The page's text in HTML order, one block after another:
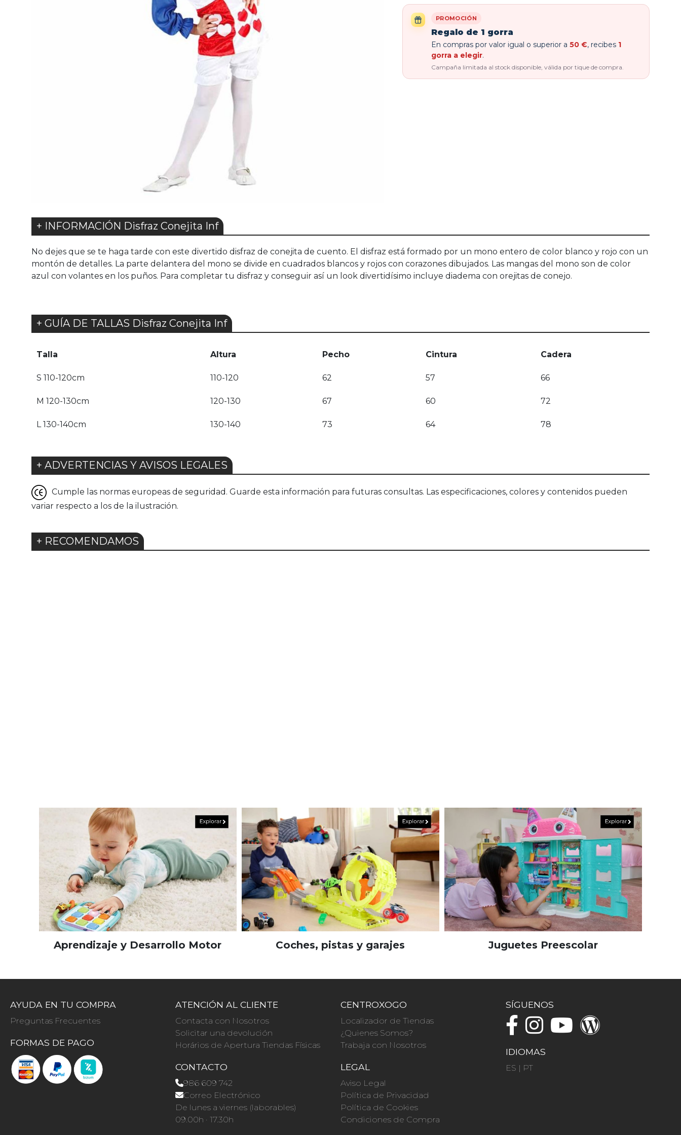
PROMOCIÓN
Regalo de 1 gorra
En compras por valor igual o superior a 50 €, recibes 1
gorra a elegir.
Campaña limitada al stock disponible, válida por tique de compra.
+ INFORMACIÓN Disfraz Conejita Inf
No dejes que se te haga tarde con este divertido disfraz de conejita de cuento. El disfraz está formado por un mono entero de color blanco y rojo con un
montón de detalles. La parte delantera del mono se divide en cuadrados blancos y rojos con corazones dibujados. Las mangas del mono son de color
azul con volantes en los puños. Para completar tu disfraz y conseguir así un look divertidísimo incluye diadema con orejitas de conejo.
+ GUÍA DE TALLAS Disfraz Conejita Inf
Talla Altura Pecho Cintura Cadera
S 110-120cm 110-120 62 57 66
M 120-130cm 120-130 67 60 72
L 130-140cm 130-140 73 64 78
+ ADVERTENCIAS Y AVISOS LEGALES
Cumple las normas europeas de seguridad. Guarde esta información para futuras consultas. Las especificaciones, colores y contenidos pueden
variar respecto a los de la ilustración.
+ RECOMENDAMOS
Aprendizaje y Desarrollo Motor Coches, pistas y garajes Juguetes Preescolar
AYUDA EN TU COMPRA
Preguntas Frecuentes
FORMAS DE PAGO
ATENCIÓN AL CLIENTE
Contacta con Nosotros
Solicitar una devolución
Horários de Apertura Tiendas Físicas
CONTACTO
986 609 742
Correo Electrónico
De lunes a viernes (laborables)
09.00h · 17.30h
CENTROXOGO
Localizador de Tiendas
¿Quienes Somos?
Trabaja con Nosotros
LEGAL
Aviso Legal
Política de Privacidad
Política de Cookies
Condiciones de Compra
SÍGUENOS
IDIOMAS
ES | PT